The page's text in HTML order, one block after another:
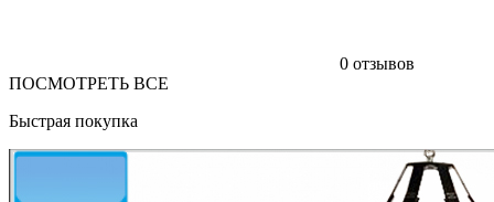
0 отзывов
ПОСМОТРЕТЬ ВСЕ
Быстрая покупка